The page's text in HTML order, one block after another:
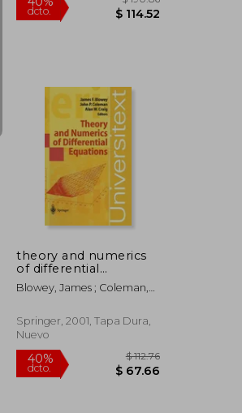
$ 491.90
$ 270.54
40%
dcto.
theory and numerics
of differential
equations: durham
2000 (en Inglés)
Blowey, James ; Coleman,
Springer, 2001, Tapa Dura,
Nuevo